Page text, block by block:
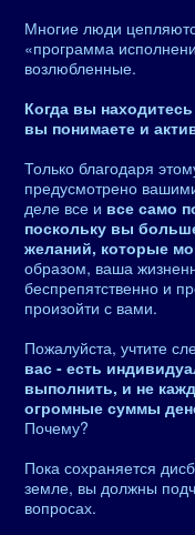
Многие люди
«программа
возлюбленные.
Когда вы
вы понимаете и
Только благодаря
предусмотрено
деле все и все само
поскольку вы
желаний, которые
образом, ваша
беспрепятственно и
произойти с вами.
Пожалуйста, учтите
вас - есть
выполнить, и не
огромные суммы
Почему?
Пока сохраняется
земле, вы должны
вопросах.